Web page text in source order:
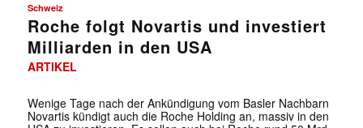
Schweiz
Roche folgt Novartis und investiert
Milliarden in den USA
ARTIKEL
Wenige Tage nach der Ankündigung vom Basler Nachbarn
Novartis kündigt auch die Roche Holding an, massiv in den